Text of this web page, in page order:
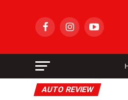
AUTO REVIEW